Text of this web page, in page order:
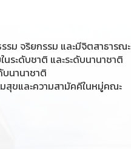
ม จริยกรรม และมีจิตสาธารณะ
ระดับชาติ และระดับนานาชาติ
บนานาชาติ
สุขและความสามัคคีในหมู่คณะ